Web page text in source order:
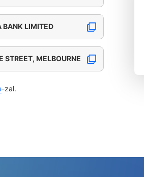
BANK LIMITED
STREET, MELBOURNE
-zal.